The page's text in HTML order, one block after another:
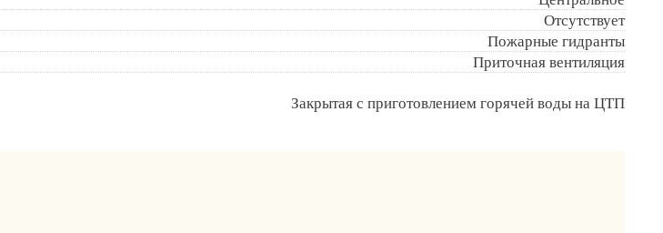
Отсутствует
Пожарные гидранты
Приточная вентиляция
Закрытая с приготовлением горячей воды на ЦТП